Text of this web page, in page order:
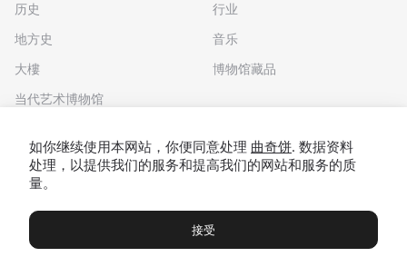
历史
地方史
大樓
当代艺术博物馆
行业
音乐
博物馆藏品
博物馆 展览及展览 Чаты Вы
如你继续使用本网站，你便同意处理 曲奇饼. 数据资料
处理，以提供我们的服务和提高我们的网站和服务的质
量。
接受